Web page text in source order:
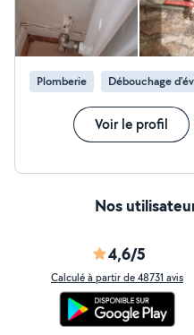
Plomberie Débouchage
Voir le profil
Nos
4,6/5
Calculé à partir de 48731 avis